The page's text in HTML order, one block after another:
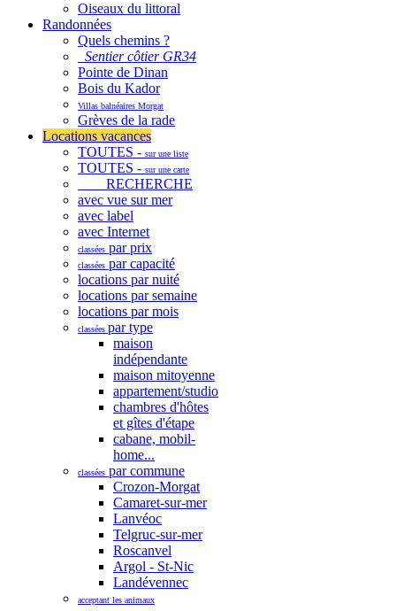
Oiseaux du littoral
Randonnées
Quels chemins ?
Sentier côtier GR34
Pointe de Dinan
Bois du Kador
Villas balnéaires Morgat
Grèves de la rade
Locations vacances
TOUTES - sur une liste
TOUTES - sur une carte
RECHERCHE
avec vue sur mer
avec label
avec Internet
classées par prix
classées par capacité
locations par nuité
locations par semaine
locations par mois
classées par type
maison
indépendante
maison mitoyenne
appartement/studio
chambres d'hôtes
et gîtes d'étape
cabane, mobil-
home...
classées par commune
Crozon-Morgat
Camaret-sur-mer
Lanvéoc
Telgruc-sur-mer
Roscanvel
Argol - St-Nic
Landévennec
acceptant les animaux